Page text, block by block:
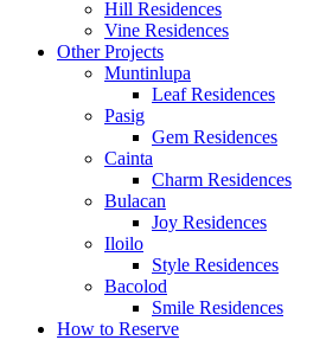
Hill Residences
Vine Residences
Other Projects
Muntinlupa
Leaf Residences
Pasig
Gem Residences
Cainta
Charm Residences
Bulacan
Joy Residences
Iloilo
Style Residences
Bacolod
Smile Residences
How to Reserve